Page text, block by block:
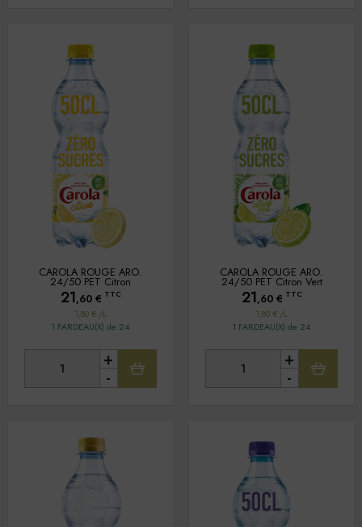
CAROLA ROUGE ARO.
24/50 PET Citron
21,60 € TTC
1,80 € /L
1 FARDEAU(X) de 24
-
+
CAROLA ROUGE ARO.
24/50 PET Citron Vert
21,60 € TTC
1,80 € /L
1 FARDEAU(X) de 24
-
+